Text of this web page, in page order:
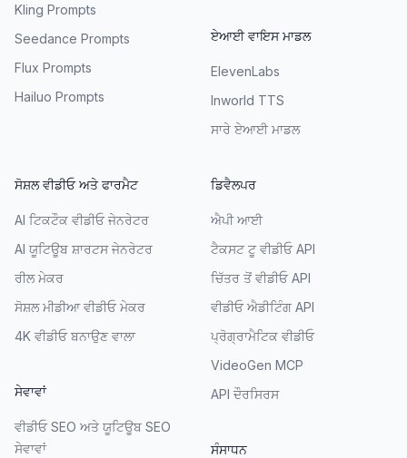
Kling Prompts
Seedance Prompts
Flux Prompts
Hailuo Prompts
ਏਆਈ ਵਾਇਸ ਮਾਡਲ
ElevenLabs
Inworld TTS
ਸਾਰੇ ਏਆਈ ਮਾਡਲ
ਸੋਸ਼ਲ ਵੀਡੀਓ ਅਤੇ ਫਾਰਮੈਟ
AI ਟਿਕਟੌਕ ਵੀਡੀਓ ਜੇਨਰੇਟਰ
AI ਯੂਟਿਊਬ ਸ਼ਾਰਟਸ ਜੇਨਰੇਟਰ
ਰੀਲ ਮੇਕਰ
ਸੋਸ਼ਲ ਮੀਡੀਆ ਵੀਡੀਓ ਮੇਕਰ
4K ਵੀਡੀਓ ਬਨਾਉਣ ਵਾਲਾ
ਸੇਵਾਵਾਂ
ਵੀਡੀਓ SEO ਅਤੇ ਯੂਟਿਊਬ SEO
ਸੇਵਾਵਾਂ
ਡਿਵੈਲਪਰ
ਐਪੀ ਆਈ
ਟੈਕਸਟ ਟੂ ਵੀਡੀਓ API
ਚਿੱਤਰ ਤੋਂ ਵੀਡੀਓ API
ਵੀਡੀਓ ਐਡੀਟਿੰਗ API
ਪ੍ਰੋਗ੍ਰਾਮੈਟਿਕ ਵੀਡੀਓ
VideoGen MCP
API ਦੌਰਸਿਰਸ
ਸੰਸਾਧਨ